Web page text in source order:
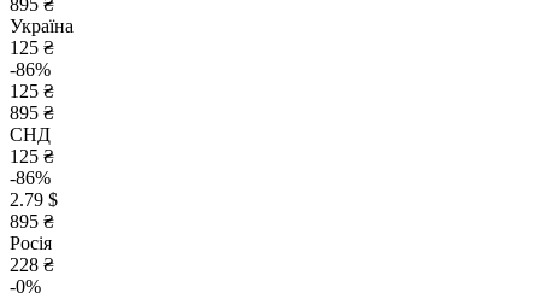
895 ₴
Україна
125 ₴
-86%
125 ₴
895 ₴
СНД
125 ₴
-86%
2.79 $
895 ₴
Росія
228 ₴
-0%